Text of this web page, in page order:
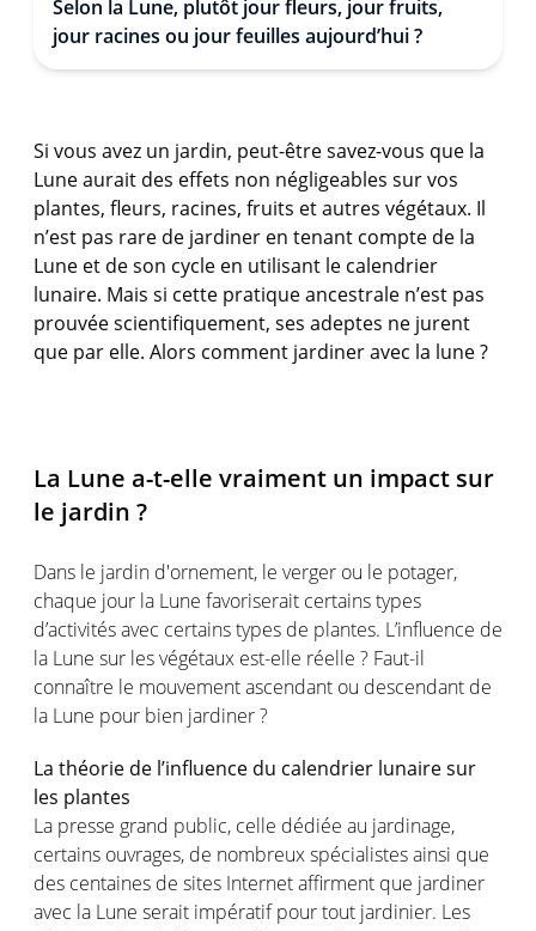
Selon la Lune, plutôt jour fleurs, jour fruits,
jour racines ou jour feuilles aujourd’hui ?
Si vous avez un jardin, peut-être savez-vous que la
Lune aurait des effets non négligeables sur vos
plantes, fleurs, racines, fruits et autres végétaux. Il
n’est pas rare de jardiner en tenant compte de la
Lune et de son cycle en utilisant le calendrier
lunaire. Mais si cette pratique ancestrale n’est pas
prouvée scientifiquement, ses adeptes ne jurent
que par elle. Alors comment jardiner avec la lune ?
La Lune a-t-elle vraiment un impact sur
le jardin ?
Dans le jardin d'ornement, le verger ou le potager,
chaque jour la Lune favoriserait certains types
d’activités avec certains types de plantes. L’influence de
la Lune sur les végétaux est-elle réelle ? Faut-il
connaître le mouvement ascendant ou descendant de
la Lune pour bien jardiner ?
La théorie de l’influence du calendrier lunaire sur
les plantes
La presse grand public, celle dédiée au jardinage,
certains ouvrages, de nombreux spécialistes ainsi que
des centaines de sites Internet affirment que jardiner
avec la Lune serait impératif pour tout jardinier. Les